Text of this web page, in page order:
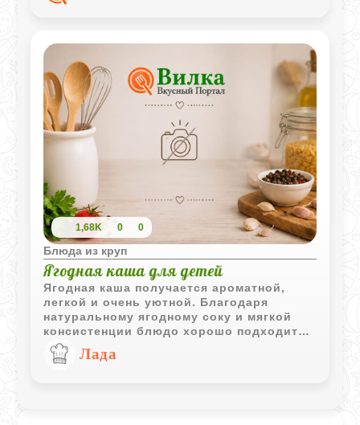
1,68K 0 0
Блюда из круп
Ягодная каша для детей
Ягодная каша получается ароматной,
легкой и очень уютной. Благодаря
натуральному ягодному соку и мягкой
консистенции блюдо хорошо подходит
для детского завтрака или полдника.
Лада